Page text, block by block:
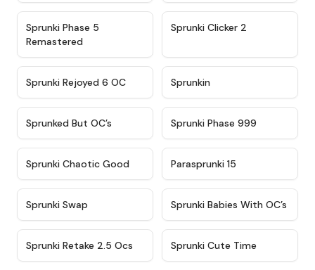
Sprunki Phase 5
Remastered
Sprunki Clicker 2
★ 4.4
Sprunki Rejoyed 6 OC Sprunkin
Sprunked But OC’s Sprunki Phase 999
★ 4.7
Sprunki Chaotic Good Parasprunki 15
Sprunki Swap ★ 4.8
Sprunki Babies With OC’s
★ 4.6
Sprunki Retake 2.5 Ocs Sprunki Cute Time